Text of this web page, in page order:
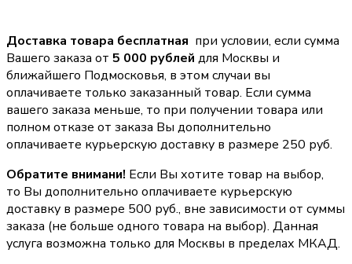
Доставка товара бесплатная при условии, если сумма
Вашего заказа от 5 000 рублей для Москвы и
ближайшего Подмосковья, в этом случаи вы
оплачиваете только заказанный товар. Если сумма
вашего заказа меньше, то при получении товара или
полном отказе от заказа Вы дополнительно
оплачиваете курьерскую доставку в размере 250 руб.
Обратите внимани! Если Вы хотите товар на выбор,
то Вы дополнительно оплачиваете курьерскую
доставку в размере 500 руб., вне зависимости от суммы
заказа (не больше одного товара на выбор). Данная
услуга возможна только для Москвы в пределах МКАД.